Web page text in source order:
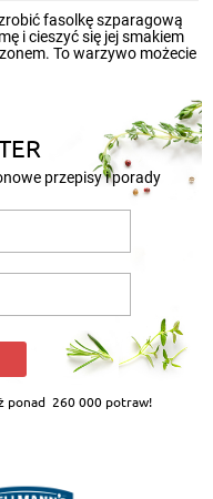
zachować świeżość
fasolkę szparagową
i cieszyć się jej smakiem
To warzywo możecie
przepisy i porady
ponad 260 000 potraw!